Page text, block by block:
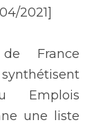
2021]
France
Emplois
une liste